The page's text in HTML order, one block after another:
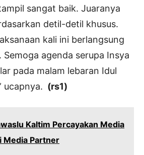
sangat baik. Juaranya
detil-detil khusus.
kali ini berlangsung
Semoga agenda serupa Insya
pada malam lebaran Idul
ucapnya. (rs1)
Kaltim Percayakan Media
Media Partner